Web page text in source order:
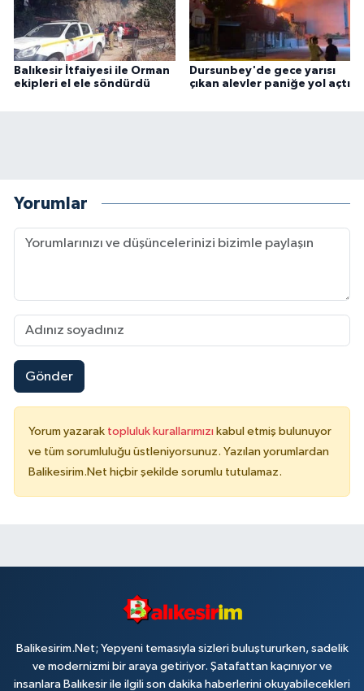
Balıkesir İtfaiyesi ile Orman
ekipleri el ele söndürdü
Dursunbey'de gece yarısı
çıkan alevler paniğe yol açtı
Yorumlar
Gönder
Yorum yazarak topluluk kurallarımızı kabul etmiş bulunuyor
ve tüm sorumluluğu üstleniyorsunuz. Yazılan yorumlardan
Balikesirim.Net hiçbir şekilde sorumlu tutulamaz.
Balikesirim.Net; Yepyeni temasıyla sizleri buluştururken, sadelik
ve modernizmi bir araya getiriyor. Şatafattan kaçınıyor ve
insanlara Balıkesir ile ilgili son dakika haberlerini okuyabilecekleri